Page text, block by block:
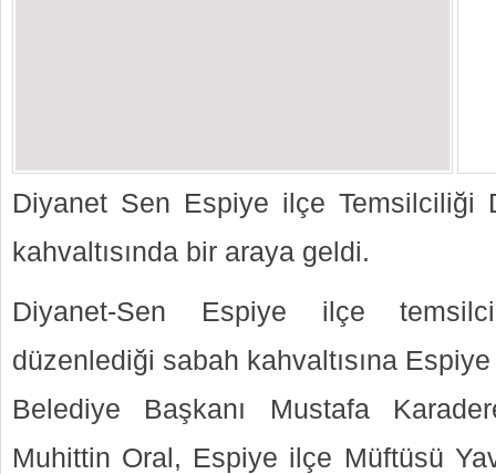
Diyanet Sen Espiye ilçe Temsilciliği
kahvaltısında bir araya geldi.
Diyanet-Sen Espiye ilçe
düzenlediği sabah kahvaltısına
Belediye Başkanı Mustafa
Muhittin Oral, Espiye ilçe Müftüsü